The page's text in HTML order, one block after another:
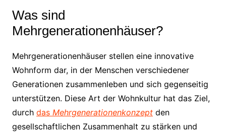
Was sind
Mehrgenerationenhäuser?
Mehrgenerationenhäuser stellen eine innovative
Wohnform dar, in der Menschen verschiedener
Generationen zusammenleben und sich gegenseitig
unterstützen. Diese Art der Wohnkultur hat das Ziel,
durch das Mehrgenerationenkonzeptden
gesellschaftlichen Zusammenhalt zu stärken und